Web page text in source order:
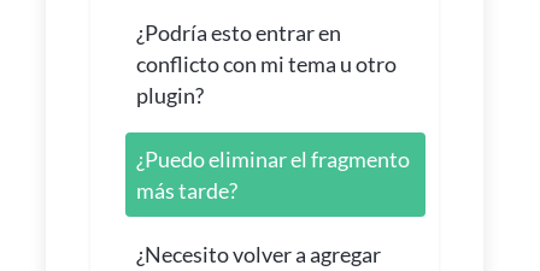
¿Podría esto entrar en
conflicto con mi tema u otro
plugin?
¿Puedo eliminar el fragmento
más tarde?
¿Necesito volver a agregar